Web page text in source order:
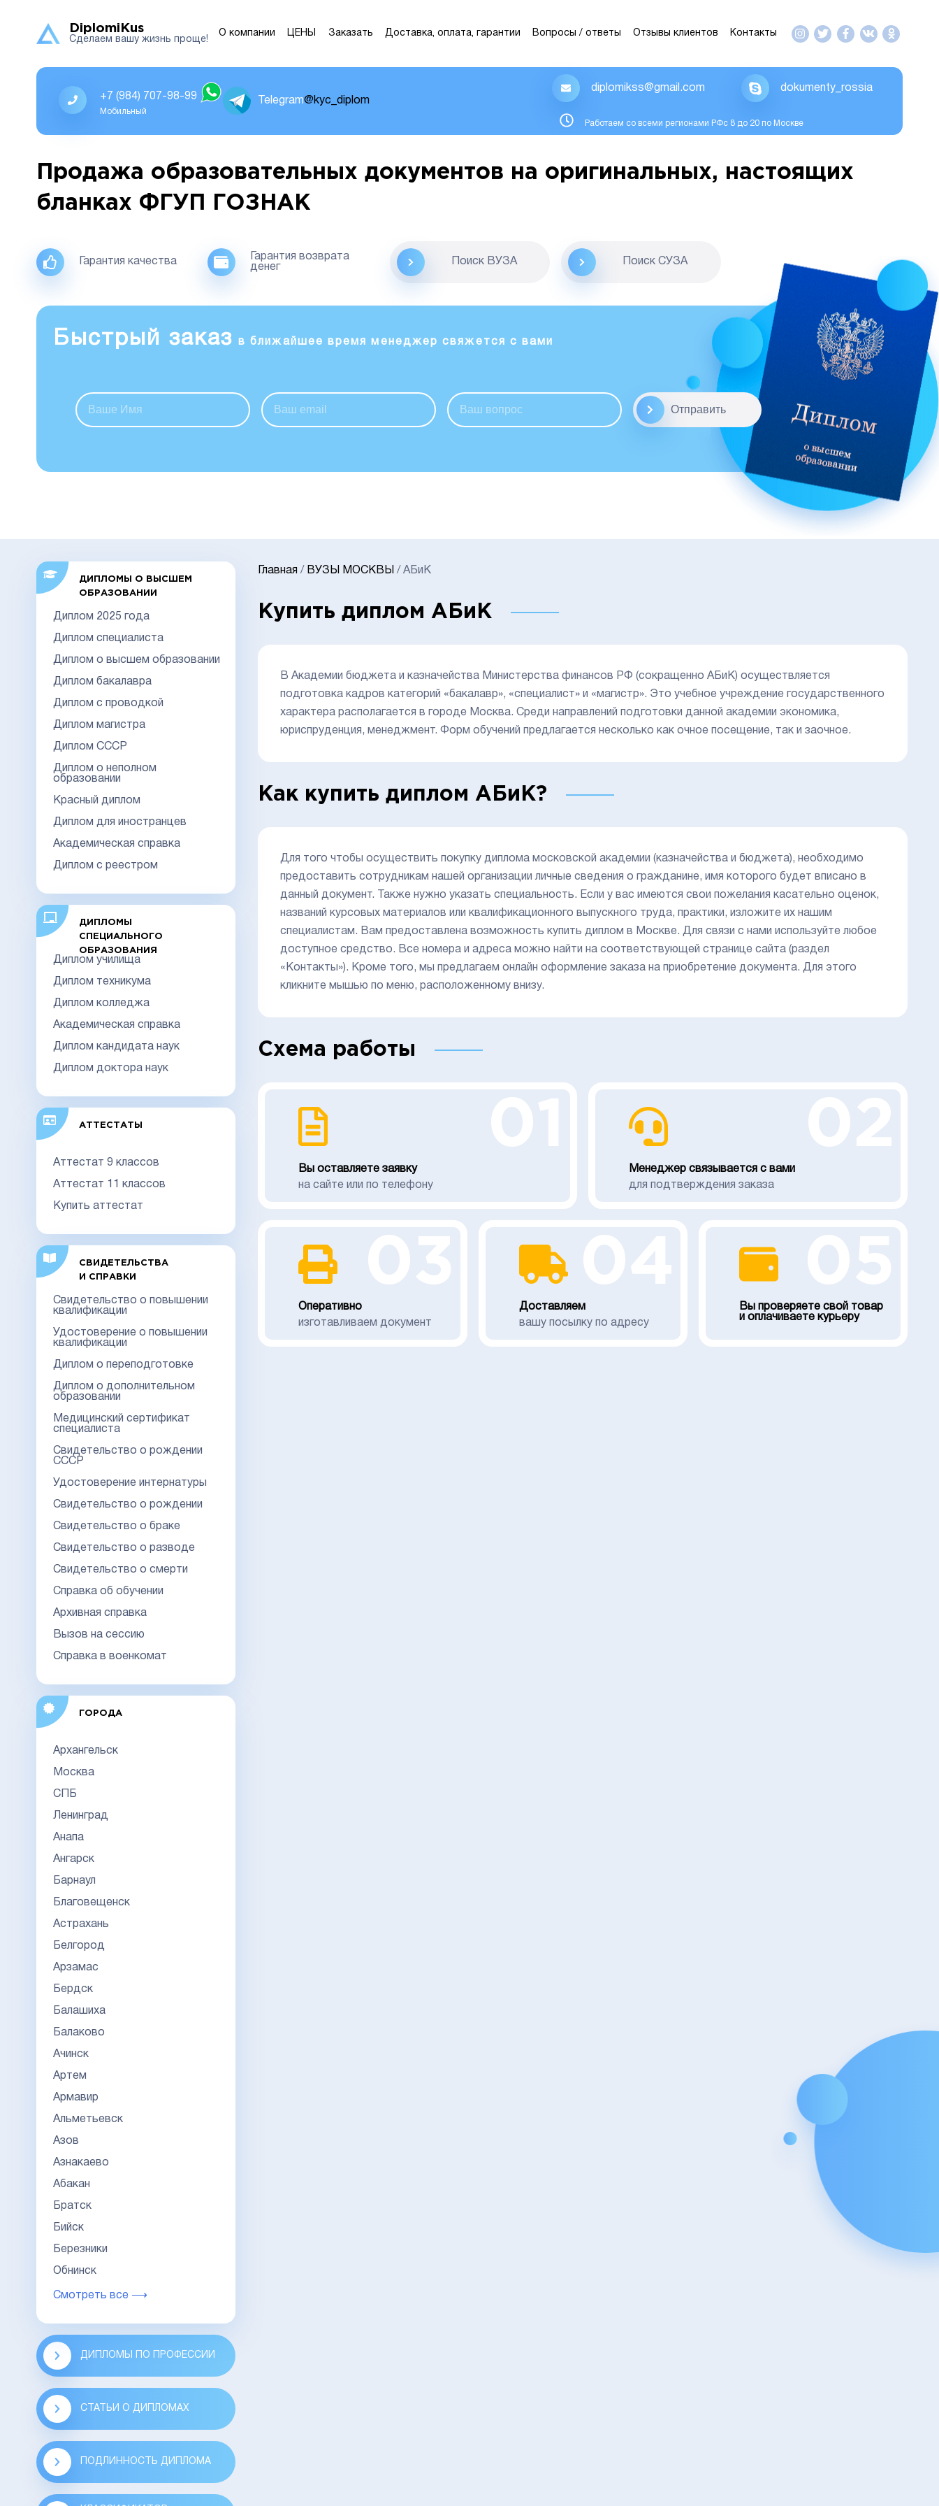
DiplomiKus
Сделаем вашу жизнь проще!
О компании ЦЕНЫ Заказать Доставка, оплата, гарантии Вопросы / ответы Отзывы клиентов Контакты
+7 (984) 707-98-99
Мобильный
Telegram@kyc_diplom
diplomikss@gmail.com dokumenty_rossia
Работаем со всеми регионами РФс 8 до 20 по Москве
Продажа образовательных документов на оригинальных, настоящих
бланках ФГУП ГОЗНАК
Гарантия качества
Гарантия возврата
денег
Поиск ВУЗА Поиск CУЗА
Быстрый заказ в ближайшее время менеджер свяжется с вами
Отправить
ДИПЛОМЫ О ВЫСШЕМ
ОБРАЗОВАНИИ
Диплом 2025 года
Диплом специалиста
Диплом о высшем образовании
Диплом бакалавра
Диплом с проводкой
Диплом магистра
Диплом СССР
Диплом о неполном
образовании
Красный диплом
Диплом для иностранцев
Академическая справка
Диплом с реестром
ДИПЛОМЫ
СПЕЦИАЛЬНОГО
ОБРАЗОВАНИЯ
Диплом училища
Диплом техникума
Диплом колледжа
Академическая справка
Диплом кандидата наук
Диплом доктора наук
АТТЕСТАТЫ
Аттестат 9 классов
Аттестат 11 классов
Купить аттестат
СВИДЕТЕЛЬСТВА
И СПРАВКИ
Свидетельство о повышении
квалификации
Удостоверение о повышении
квалификации
Диплом о переподготовке
Диплом о дополнительном
образовании
Медицинский сертификат
специалиста
Свидетельство о рождении
СССР
Удостоверение интернатуры
Свидетельство о рождении
Свидетельство о браке
Свидетельство о разводе
Свидетельство о смерти
Справка об обучении
Архивная справка
Вызов на сессию
Справка в военкомат
ГОРОДА
Архангельск
Москва
СПБ
Ленинград
Анапа
Ангарск
Барнаул
Благовещенск
Астрахань
Белгород
Арзамас
Бердск
Балашиха
Балаково
Ачинск
Артем
Армавир
Альметьевск
Азов
Азнакаево
Абакан
Братск
Бийск
Березники
Обнинск
Смотреть все ⟶
ДИПЛОМЫ ПО ПРОФЕССИИ
СТАТЬИ О ДИПЛОМАХ
ПОДЛИННОСТЬ ДИПЛОМА
Главная / ВУЗЫ МОСКВЫ /АБиК
Купить диплом АБиК
В Академии бюджета и казначейства Министерства финансов РФ (сокращенно АБиК) осуществляется
подготовка кадров категорий «бакалавр», «специалист» и «магистр». Это учебное учреждение государственного
характера располагается в городе Москва. Среди направлений подготовки данной академии экономика,
юриспруденция, менеджмент. Форм обучений предлагается несколько как очное посещение, так и заочное.
Как купить диплом АБиК?
Для того чтобы осуществить покупку диплома московской академии (казначейства и бюджета), необходимо
предоставить сотрудникам нашей организации личные сведения о гражданине, имя которого будет вписано в
данный документ. Также нужно указать специальность. Если у вас имеются свои пожелания касательно оценок,
названий курсовых материалов или квалификационного выпускного труда, практики, изложите их нашим
специалистам. Вам предоставлена возможность купить диплом в Москве. Для связи с нами используйте любое
доступное средство. Все номера и адреса можно найти на соответствующей странице сайта (раздел
«Контакты»). Кроме того, мы предлагаем онлайн оформление заказа на приобретение документа. Для этого
кликните мышью по меню, расположенному внизу.
Схема работы
Вы оставляете заявку
на сайте или по телефону
Менеджер связывается с вами
для подтверждения заказа
Оперативно
изготавливаем документ
Доставляем
вашу посылку по адресу
Вы проверяете свой товар
и оплачиваете курьеру